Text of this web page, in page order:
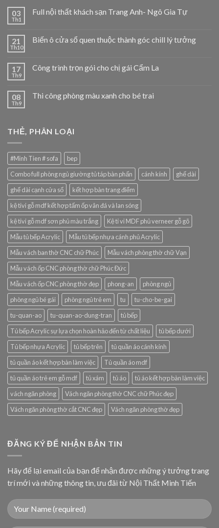
03
Th1
Full nội thất khách sạn Trang Anh- Ngô Gia Tự
21
Th10
Biến ô cửa sổ quen thuộc thành góc chill lý tưởng
17
Th9
Công trình trọn gói cho chị gái Cẩm La
08
Th9
Thi công phòng màu xanh cho bé trai
THẺ, PHÂN LOẠI
#Minh Tien # sofa
bep
Combo full phòng ngủ giường tủ táp bàn phấn
cánh kính
ghế dài
ghế dài cạnh cửa sổ
kết hợp bàn trang điểm
kệ tivi gỗ mdf kết hợp tấm ốp vân đá và lan sóng
kệ tivi gỗ mdf sơn phủ màu trắng
Kệ ti vi MDF phủ verneer gỗ gõ
Mẫu tủ bếp Acrylic
Mẫu tủ bếp nhựa cánh phủ Acrylic
Mẫu vách ban thờ CNC chữ Phúc
Mẫu vách phòng thờ chữ Vạn
Mẫu vách ốp CNC phòng thờ chữ Phúc Đức
Mẫu vách ốp CNC phòng thờ đẹp
phong-an
phòng ngủ
phòng ngủ bé gái
phòng ngủ trẻ em tu
tu-cho-be-gai
tu-quan-ao
tu-quan-ao-dung-tran
tủ bếp
Tủ bếp Acrylic sự lựa chọn hoàn hảo đến từ chất liệu
tủ bếp dưới
Tủ bếp nhựa Acrylic
tủ bếp trên
tủ quần áo cánh kính
tủ quần áo kết hợp bàn làm việc
Tủ quần áo mdf
tủ quần áo trẻ em gỗ mdf
tủ xám tủ áo
tủ áo kết hợp bàn làm việc
vách ngăn phòng
Vách ngăn phòng thờ CNC chữ Phúc đẹp
Vách ngăn phòng thờ cắt CNC đẹp
Vách ngăn phòng thờ đẹp
ĐĂNG KÝ ĐỂ NHẬN BẢN TIN
Hãy để lại email của bạn để nhận được những ý tưởng trang
trí mới và những thông tin, ưu đãi từ Nội Thất Minh Tiến